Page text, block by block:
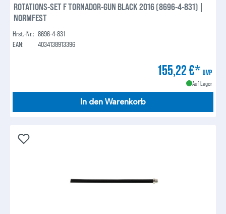
ROTATIONS-SET F TORNADOR-GUN BLACK 2016 (8696-4-831) |
NORMFEST
Hrst.-Nr.: 8696-4-831
EAN:
4034138913396
155,22 €* UVP
Auf Lager
In den Warenkorb